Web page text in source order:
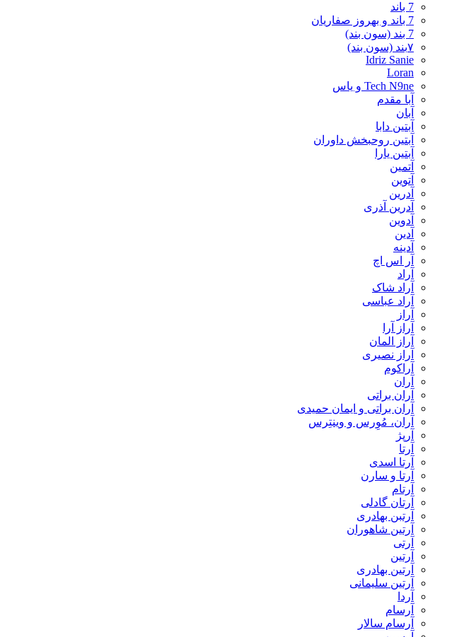
7 باند
7 باند و بهروز صفاریان
7 بند (سون بند)
۷بند (سون بند)
Idriz Sanie
Loran
Tech N9ne و یاس
آبا مقدم
آبان
آبتین دابا
آبتین روحبخش داوران
آبتین یارا
آتمین
آتوین
آدرین
آدرین آذری
آدوین
آدین
آدینه
آر اس اچ
آراد
آراد شاک
آراد عباسی
آراز
آراز آرا
آراز المان
آراز نصیری
آراکوم
آران
آران براتی
آران براتی و ایمان حمیدی
آران، مُوِرس و وینتِرس
آرپژ
آرتا
آرتا اسدی
آرتا و سارن
آرتام
آرتان گادلی
آرتبن بهادری
آرتين شاهوران
آرتی
آرتین
آرتین بهادری
آرتین سلیمانی
آردا
آرسام
آرسام سالار